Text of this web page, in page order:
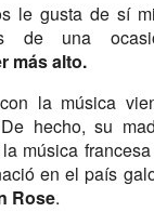
le gusta de sí
de una
más alto.
la música
hecho, su
música
en el país
Rose.